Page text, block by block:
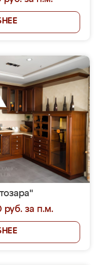
руб. за п.м.